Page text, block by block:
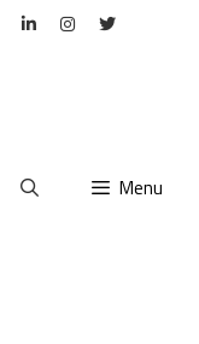
Menu